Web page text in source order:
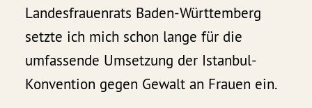
Landesfrauenrats Baden-Württemberg
setzte ich mich schon lange für die
umfassende Umsetzung der Istanbul-
Konvention gegen Gewalt an Frauen ein.